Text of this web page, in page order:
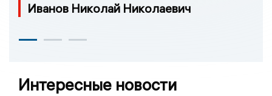
Иванов Николай Николаевич
Интересные новости